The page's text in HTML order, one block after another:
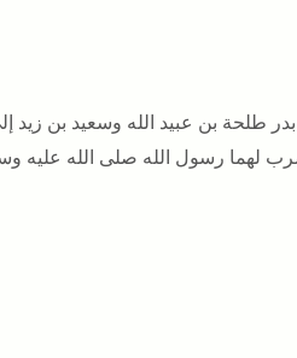
طلحة بن عبيد الله وسعيد بن زيد
لهما رسول الله صلى الله عليه